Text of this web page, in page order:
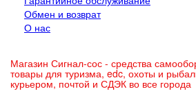
Обмен и возврат
О нас
Магазин Сигнал-сос - средства
товары для туризма, edc, охоты и
курьером, почтой и СДЭК во все города